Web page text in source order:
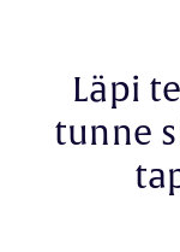
Läpi
tunne